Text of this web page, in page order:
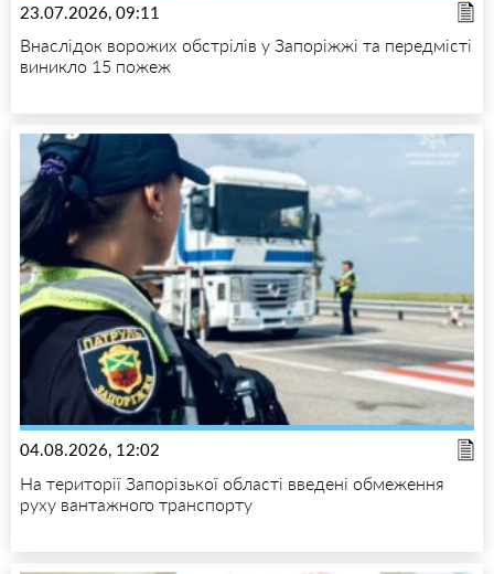
23.07.2026, 09:11
Внаслідок ворожих обстрілів у Запоріжжі та передмісті
виникло 15 пожеж
04.08.2026, 12:02
На території Запорізької області введені обмеження
руху вантажного транспорту